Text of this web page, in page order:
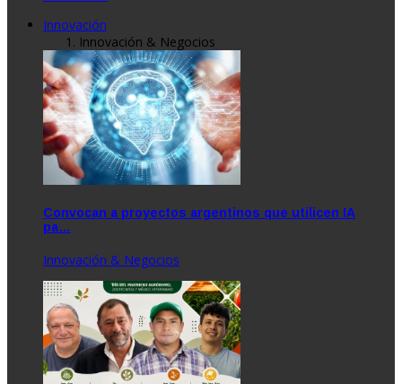
Innovación
Innovación & Negocios
Convocan a proyectos argentinos que utilicen IA
pa…
Innovación & Negocios